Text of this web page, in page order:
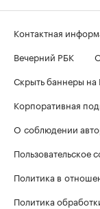
Контактная
Вечерний РБК
Скрыть баннеры на
Корпоративная
О соблюдении
Пользовательское
Политика в
Политика